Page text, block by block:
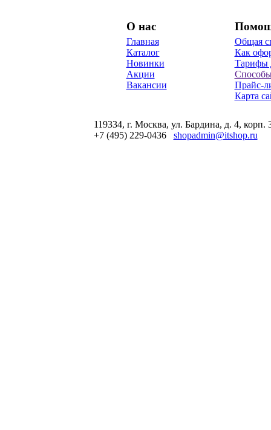
О нас
Главная
Каталог
Новинки
Акции
Вакансии
Общая
Как
Тарифы
Прайс-
Карта
119334, г. Москва, ул. Бардина, д. 4, корп.
+7 (495) 229-0436 shopadmin@itshop.ru